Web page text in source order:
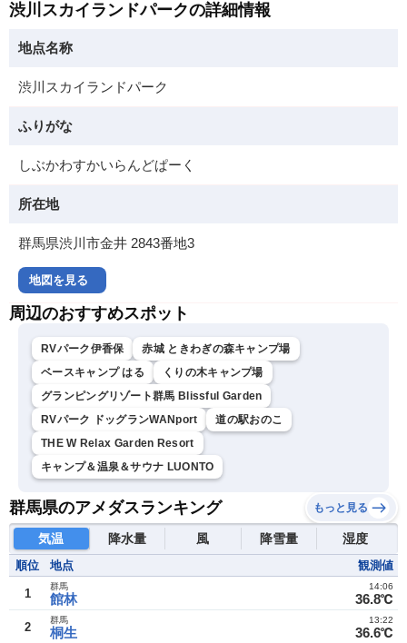
渋川スカイランドパークの詳細情報
地点名称
渋川スカイランドパーク
ふりがな
しぶかわすかいらんどぱーく
所在地
群馬県渋川市金井 2843番地3
地図を見る
周辺のおすすめスポット
RVパーク伊香保
赤城 ときわぎの森キャンプ場
ベースキャンプ はる
くりの木キャンプ場
グランピングリゾート群馬 Blissful Garden
RVパーク ドッグランWANport
道の駅おのこ
THE W Relax Garden Resort
キャンプ＆温泉＆サウナ LUONTO
群馬県のアメダスランキング もっと見る
気温 降水量 風 降雪量 湿度
順位 地点 観測値
1 館林
群馬
36.8℃
14:06
2 桐生
群馬
36.6℃
13:22